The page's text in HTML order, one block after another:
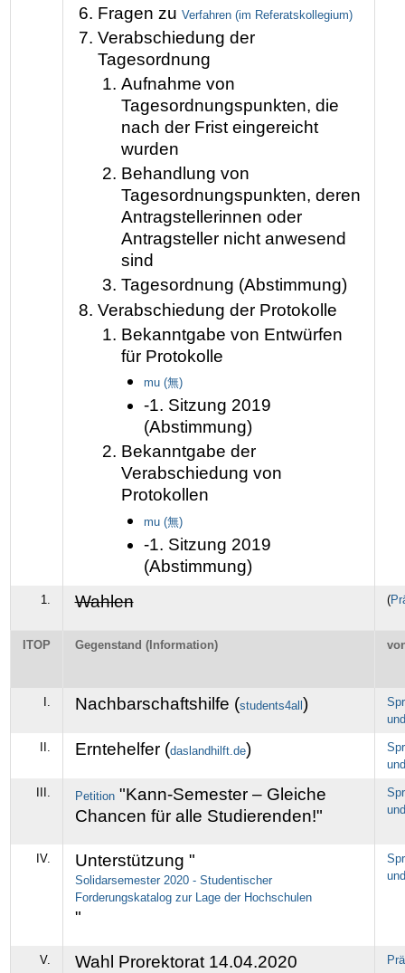
Fragen zuVerfahren (im Referatskollegium)
Verabschiedung der
Tagesordnung
Aufnahme von
Tagesordnungspunkten, die
nach der Frist eingereicht
wurden
Behandlung von
Tagesordnungspunkten, deren
Antragstellerinnen oder
Antragsteller nicht anwesend
sind
Tagesordnung (Abstimmung)
Verabschiedung der Protokolle
Bekanntgabe von Entwürfen
für Protokolle
mu (無)
-1. Sitzung 2019
(Abstimmung)
Bekanntgabe der
Verabschiedung von
Protokollen
mu (無)
-1. Sitzung 2019
(Abstimmung)
1. Wahlen (
ITOP Gegenstand (Information)
I. Nachbarschaftshilfe (students4all )
II. Erntehelfer (daslandhilft.de)
III. Petition"Kann-Semester – Gleiche
Chancen für alle Studierenden!"
IV. Unterstützung "
Solidarsemester 2020 - Studentischer
Forderungskatalog zur Lage der Hochschulen
"
V. Wahl Prorektorat 14.04.2020